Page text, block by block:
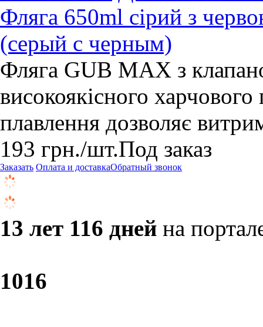
Фляга 650ml сірий з
(серый с черным)
Фляга GUB MAX з
високоякісного
плавлення дозволяє
193 грн./шт.Под заказ
Заказать Оплата и доставкаОбратный звонок
13 лет 116 дней на
1016